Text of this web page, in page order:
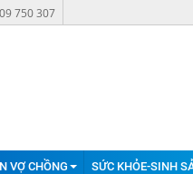
750 307
VỢ CHỒNG SỨC KHỎE-SINH